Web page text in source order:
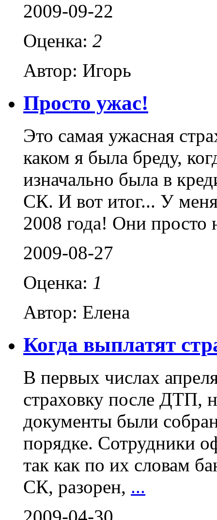
2009-09-22
Оценка: 2
Автор: Игорь
Просто ужас!
Это самая ужасная
каком я была бреду,
изначально была в
СК. И вот итог... У меня
2008 года! Они просто
2009-08-27
Оценка: 1
Автор: Елена
Когда выплатят
В первых числах
страховку после ДТП,
документы были
порядке. Сотрудники
так как по их словам
СК, разорен, ...